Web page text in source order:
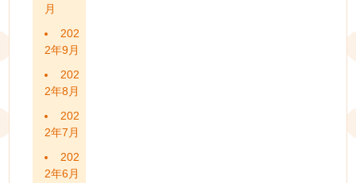
月
202
2年9月
202
2年8月
202
2年7月
202
2年6月